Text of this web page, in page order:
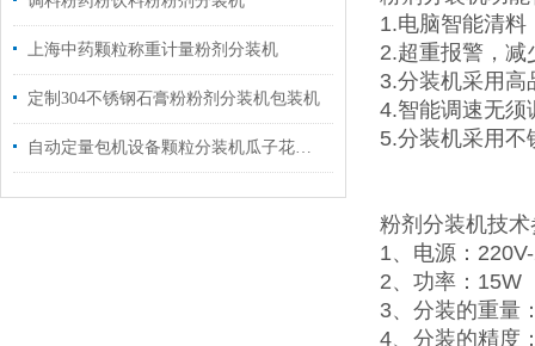
上海中药颗粒称重计量粉剂分装机
定制304不锈钢石膏粉粉剂分装机包装机
自动定量包机设备颗粒分装机瓜子花生自动分装机
1.电脑智能清料
2.超重报警，减
3.分装机采用高
4.智能调速无须
5.分装机采用不
粉剂分装机技
1、电源：
2、功率：15W
3、分装的重量
4、分装的精度